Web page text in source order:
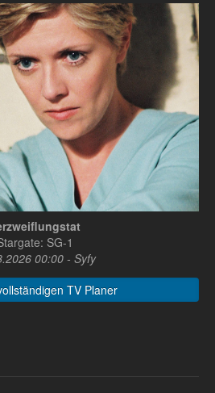
SG-1
00:00 - Syfy
TV Planer